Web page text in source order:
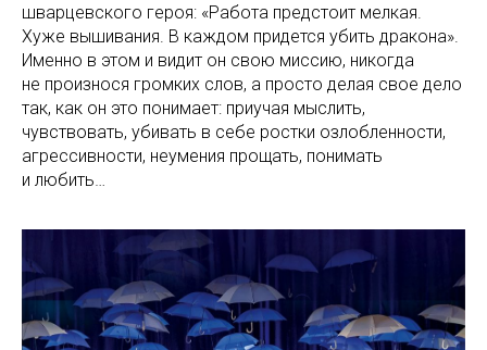
шварцевского героя: «Работа предстоит мелкая.
Хуже вышивания. В каждом придется убить дракона».
Именно в этом и видит он свою миссию, никогда
не произнося громких слов, а просто делая свое дело
так, как он это понимает: приучая мыслить,
чувствовать, убивать в себе ростки озлобленности,
агрессивности, неумения прощать, понимать
и любить…